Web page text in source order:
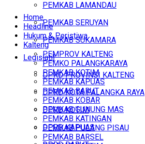
PEMKAB LAMANDAU
PEMKAB SERUYAN
PEMKAB SUKAMARA
Legislatif
DPRD PROVINSI KALTENG
DPRD KOTA PALANGKA RAYA
DPRD KOTIM
DPRD KAPUAS
Home
Headline
Hukum & Peristiwa
Kalteng
PEMPROV KALTENG
PEMKO PALANGKARAYA
PEMKAB KOTIM
PEMKAB KAPUAS
PEMKAB BARUT
PEMKAB KOBAR
PEMKAB GUNUNG MAS
PEMKAB KATINGAN
PEMKAB PULANG PISAU
PEMKAB BARSEL